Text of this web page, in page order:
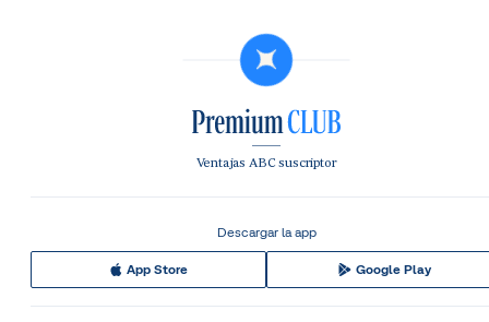
Ventajas ABC suscriptor
Descargar la app
App Store Google Play